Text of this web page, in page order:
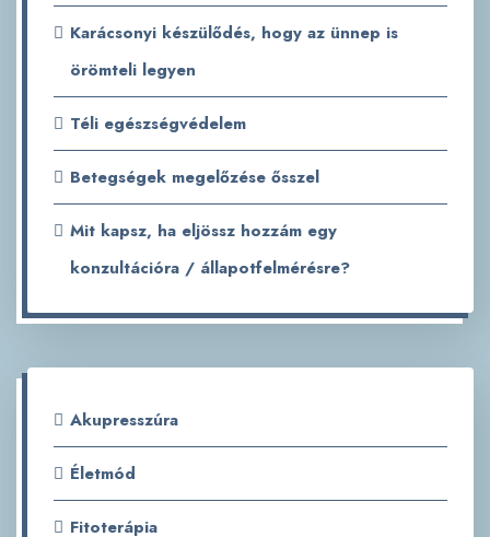
Karácsonyi készülődés, hogy az ünnep is
örömteli legyen
Téli egészségvédelem
Betegségek megelőzése ősszel
Mit kapsz, ha eljössz hozzám egy
konzultációra / állapotfelmérésre?
Akupresszúra
Életmód
Fitoterápia